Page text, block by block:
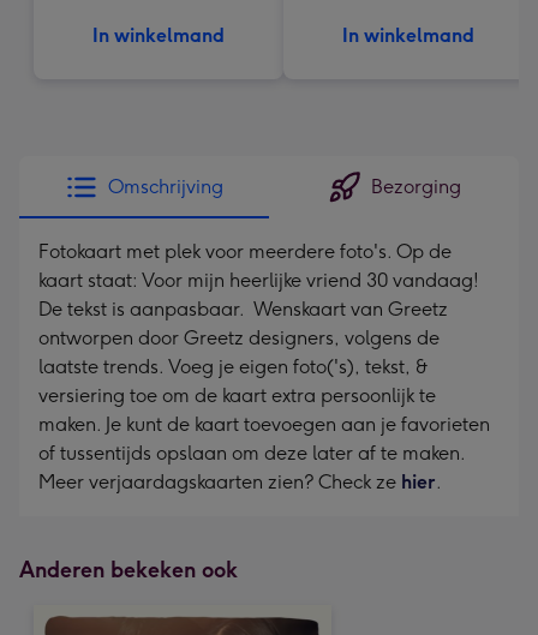
In winkelmand In winkelmand
Omschrijving Bezorging
Fotokaart met plek voor meerdere foto's. Op de
kaart staat: Voor mijn heerlijke vriend 30 vandaag!
De tekst is aanpasbaar. Wenskaart van Greetz
ontworpen door Greetz designers, volgens de
laatste trends. Voeg je eigen foto('s), tekst, &
versiering toe om de kaart extra persoonlijk te
maken. Je kunt de kaart toevoegen aan je favorieten
of tussentijds opslaan om deze later af te maken.
Meer verjaardagskaarten zien? Check ze hier.
Anderen bekeken ook